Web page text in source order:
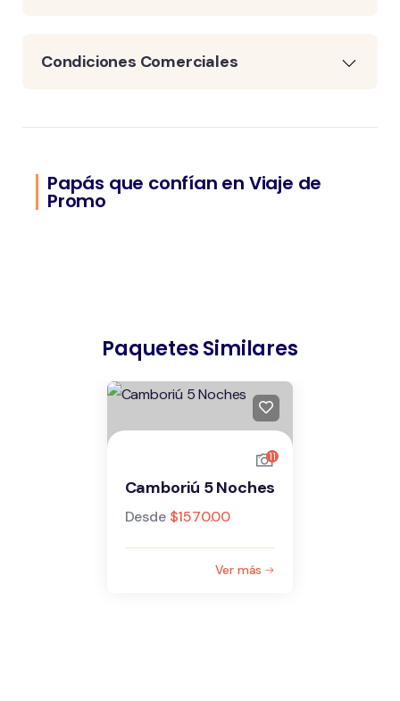
Condiciones Comerciales
Papás que confían en Viaje de
Promo
Paquetes Similares
11
Camboriú 5 Noches
Desde $1570.00
Ver más